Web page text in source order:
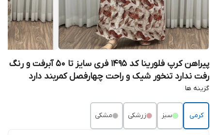
پیراهن کرپ فلورینا کد 1495 فری سایز تا 50 آبرفت و رنگ
رفت ندارد تنخور شیک و راحت چهارفصل کمربند دارد
گزینه ها
کرمی سبز زرشکی مشکی